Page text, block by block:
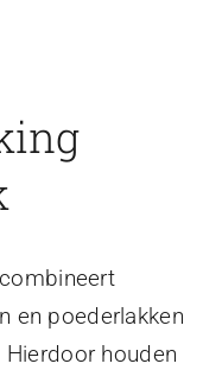
en poederlakken
houden